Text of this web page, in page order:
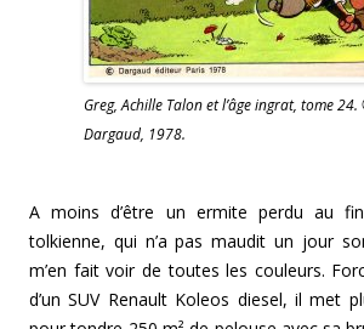
Greg, Achille Talon et l’âge ingrat, tome
Dargaud, 1978.
A moins d’être un ermite perdu au
tolkienne, qui n’a pas maudit un jour
m’en fait voir de toutes les couleurs.
d’un SUV Renault Koleos diesel, il met